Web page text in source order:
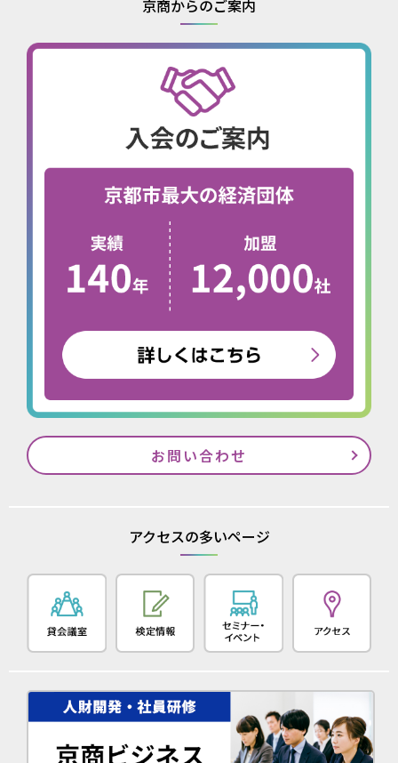
京商からのご案内
お問い合わせ
アクセスの多いページ